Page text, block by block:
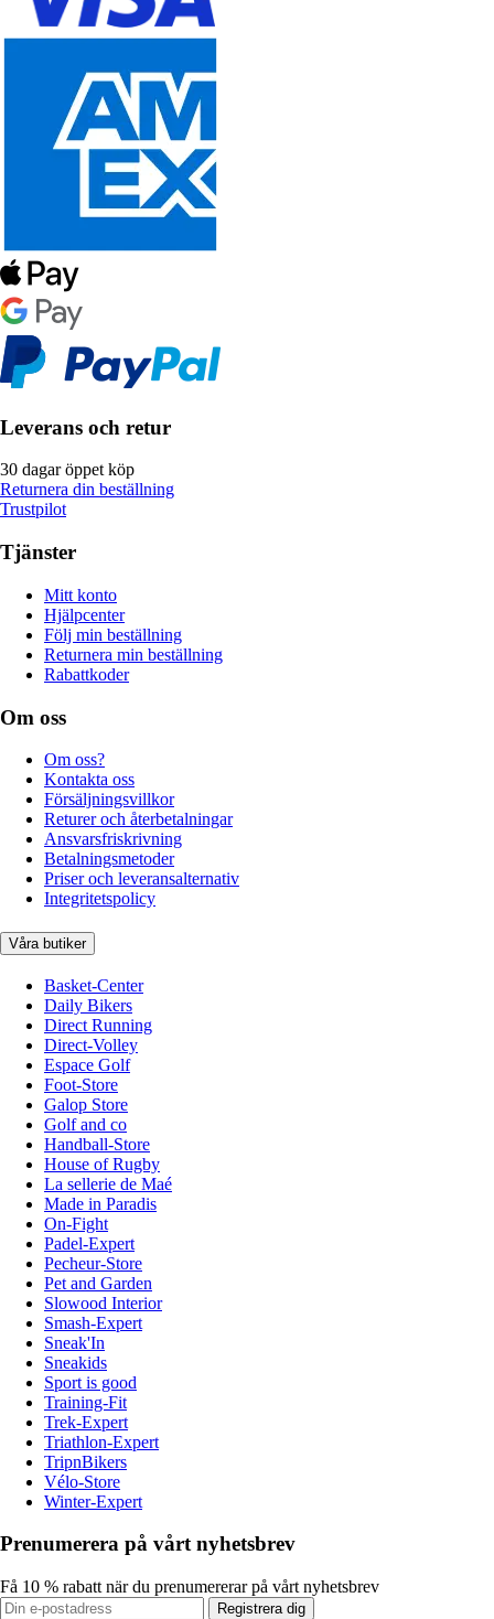
Leverans och retur
30 dagar öppet köp
Returnera din beställning
Trustpilot
Tjänster
Mitt konto
Hjälpcenter
Följ min beställning
Returnera min beställning
Rabattkoder
Om oss
Om oss?
Kontakta oss
Försäljningsvillkor
Returer och återbetalningar
Ansvarsfriskrivning
Betalningsmetoder
Priser och leveransalternativ
Integritetspolicy
Våra butiker
Basket-Center
Daily Bikers
Direct Running
Direct-Volley
Espace Golf
Foot-Store
Galop Store
Golf and co
Handball-Store
House of Rugby
La sellerie de Maé
Made in Paradis
On-Fight
Padel-Expert
Pecheur-Store
Pet and Garden
Slowood Interior
Smash-Expert
Sneak'In
Sneakids
Sport is good
Training-Fit
Trek-Expert
Triathlon-Expert
TripnBikers
Vélo-Store
Winter-Expert
Prenumerera på vårt nyhetsbrev
Få 10 % rabatt när du prenumererar på vårt nyhetsbrev
Registrera dig